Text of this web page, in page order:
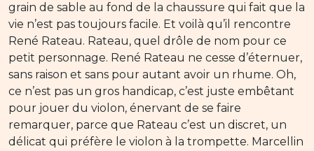
grain de sable au fond de la chaussure qui fait que la
vie n’est pas toujours facile. Et voilà qu’il rencontre
René Rateau. Rateau, quel drôle de nom pour ce
petit personnage. René Rateau ne cesse d’éternuer,
sans raison et sans pour autant avoir un rhume. Oh,
ce n’est pas un gros handicap, c’est juste embêtant
pour jouer du violon, énervant de se faire
remarquer, parce que Rateau c’est un discret, un
délicat qui préfère le violon à la trompette. Marcellin